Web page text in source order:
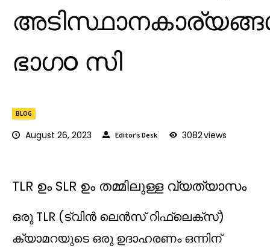
BLOG
August 26, 2023 Editor's Desk 3082views
ഭാഗo സി
TLR ഉം SLR ഉം തമ്മിലുള്ള വ്യത്യാസം
ഒരു TLR (ട്വിൻ ലെൻസ് റിഫ്ലെക്സ്)
ക്യാമറയുടെ ഒരു ഉദാഹരണം ഒന്നിന്